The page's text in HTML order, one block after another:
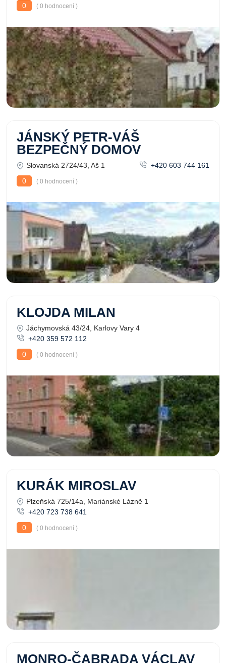
0
( 0 hodnocení )
JÁNSKÝ PETR-VÁŠ
BEZPEČNÝ DOMOV
Slovanská 2724/43, Aš 1
+420 603 744 161
0
( 0 hodnocení )
KLOJDA MILAN
Jáchymovská 43/24, Karlovy Vary 4
+420 359 572 112
0
( 0 hodnocení )
KURÁK MIROSLAV
Plzeňská 725/14a, Mariánské Lázně 1
+420 723 738 641
0
( 0 hodnocení )
MONRO-ČABRADA VÁCLAV